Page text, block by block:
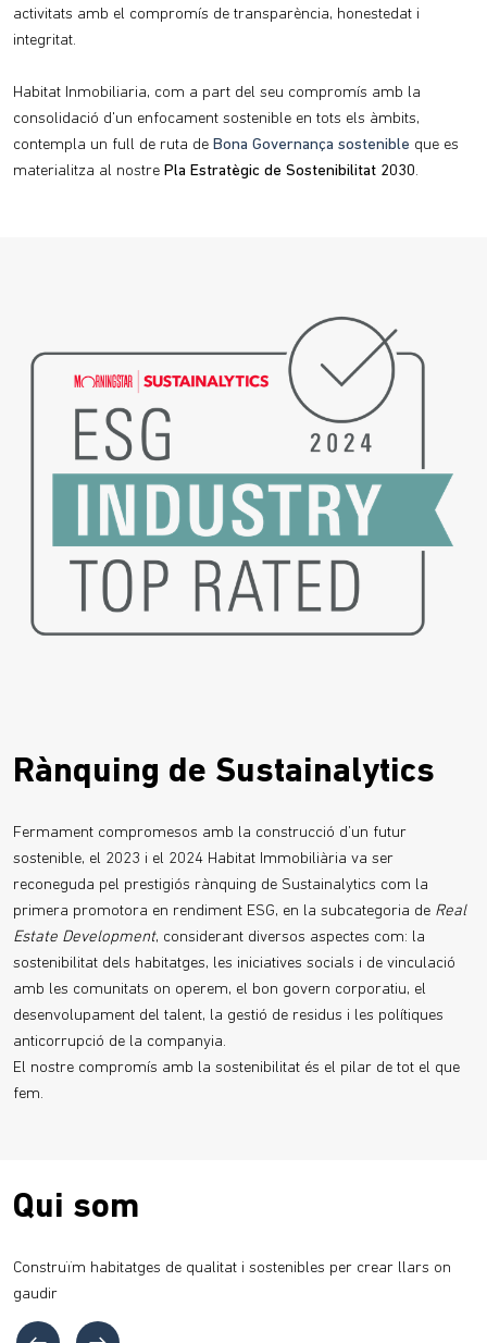
activitats amb el compromís de transparència, honestedat i
integritat.
Habitat Inmobiliaria, com a part del seu compromís amb la
consolidació d'un enfocament sostenible en tots els àmbits,
contempla un full de ruta de Bona Governança sostenible que es
materialitza al nostre Pla Estratègic de Sostenibilitat 2030.
Rànquing de Sustainalytics
Fermament compromesos amb la construcció d’un futur
sostenible, el 2023 i el 2024 Habitat Immobiliària va ser
reconeguda pel prestigiós rànquing de Sustainalytics com la
primera promotora en rendiment ESG, en la subcategoria de Real
Estate Development, considerant diversos aspectes com: la
sostenibilitat dels habitatges, les iniciatives socials i de vinculació
amb les comunitats on operem, el bon govern corporatiu, el
desenvolupament del talent, la gestió de residus i les polítiques
anticorrupció de la companyia.
El nostre compromís amb la sostenibilitat és el pilar de tot el que
fem.
Qui som
Construïm habitatges de qualitat i sostenibles per crear llars on
gaudir